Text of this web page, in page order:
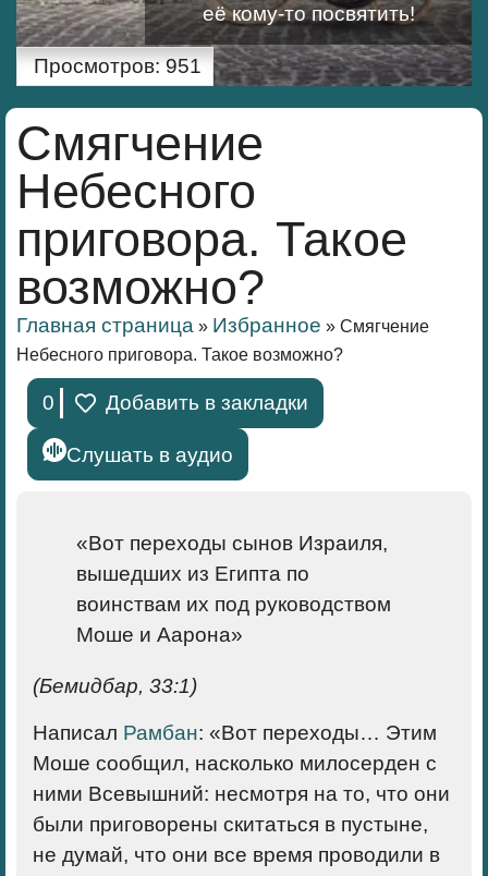
её кому-то посвятить!
Просмотров: 951
Смягчение
Небесного
приговора. Такое
возможно?
Главная страница » Избранное » Смягчение
Небесного приговора. Такое возможно?
0 Добавить в закладки
Слушать в аудио
«Вот переходы сынов Израиля,
вышедших из Египта по
воинствам их под руководством
Моше и Аарона»
(Бемидбар, 33:1)
Написал Рамбан: «Вот переходы… Этим
Моше сообщил, насколько милосерден с
ними Всевышний: несмотря на то, что они
были приговорены скитаться в пустыне,
не думай, что они все время проводили в